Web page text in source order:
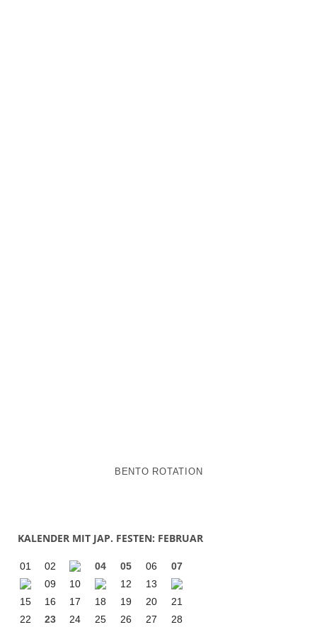
BENTO ROTATION
KALENDER MIT JAP. FESTEN: FEBRUAR
01 02 04 05 06
07
09
10 12
13
15
16 17 18 19 20
21
22
23 24 25 26 27 28